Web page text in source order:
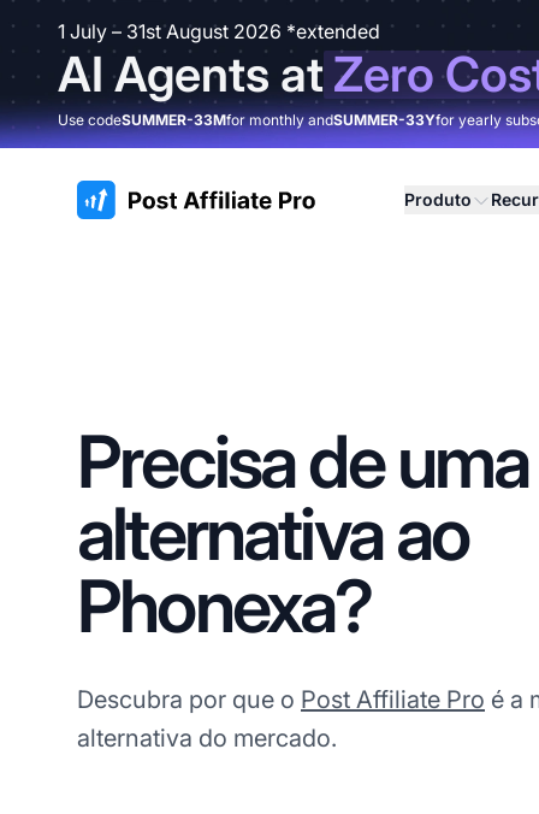
1 July – 31st August 2026 *extended
AI Agents atZero
Use codeSUMMER-33Mfor monthly andSUMMER-33Yfor yearly
:site.title Produto
Precisa de uma
alternativa ao
Phonexa?
Descubra por que o Post Affiliate Pro é a
alternativa do mercado.